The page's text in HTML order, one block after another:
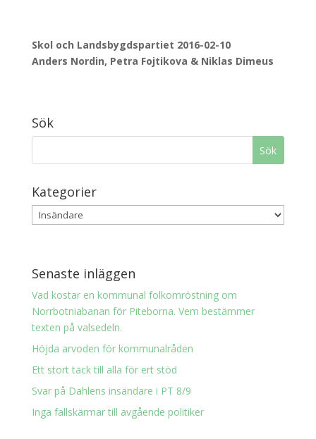
Skol och Landsbygdspartiet 2016-02-10
Anders Nordin, Petra Fojtikova & Niklas Dimeus
Sök
Kategorier
Senaste inläggen
Vad kostar en kommunal folkomröstning om
Norrbotniabanan för Piteborna. Vem bestämmer
texten på valsedeln.
Höjda arvoden för kommunalråden
Ett stort tack till alla för ert stöd
Svar på Dahlens insändare i PT 8/9
Inga fallskärmar till avgående politiker